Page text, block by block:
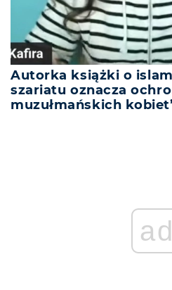
Autorka książki o
szariatu oznacza
muzułmańskich